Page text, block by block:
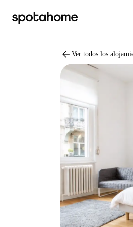
arrow_back Ver todos los